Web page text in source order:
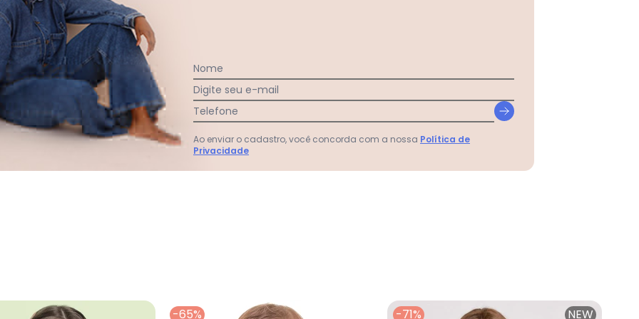
Infantil Bege
-65% -71% NEW
Nome
Digite seu e-mail
Telefone
Ao enviar o cadastro, você concorda com a nossa Política de
Privacidade